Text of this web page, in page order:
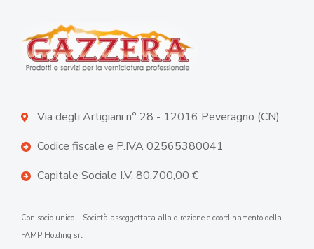
Via degli Artigiani n° 28 - 12016 Peveragno (CN)
Codice fiscale e P.IVA 02565380041
Capitale Sociale I.V. 80.700,00 €
Con socio unico – Società assoggettata alla direzione e coordinamento della
FAMP Holding srl